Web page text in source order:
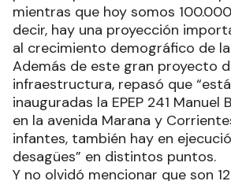
mientras que hoy somos
decir, hay una proyección
al crecimiento demográfico de la
Además de este gran proyecto
infraestructura, repasó que
inauguradas la EPEP 241 Manuel
en la avenida Marana y
infantes, también hay en
desagües” en distintos puntos.
Y no olvidó mencionar que son